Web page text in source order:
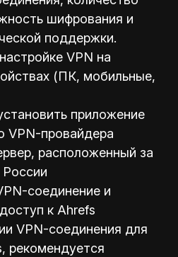
шифрования и
поддержки.
VPN на
(ПК, мобильные,
приложение
VPN-провайдера
расположенный за
соединение и
к Ahrefs
VPN-соединения для
рекомендуется